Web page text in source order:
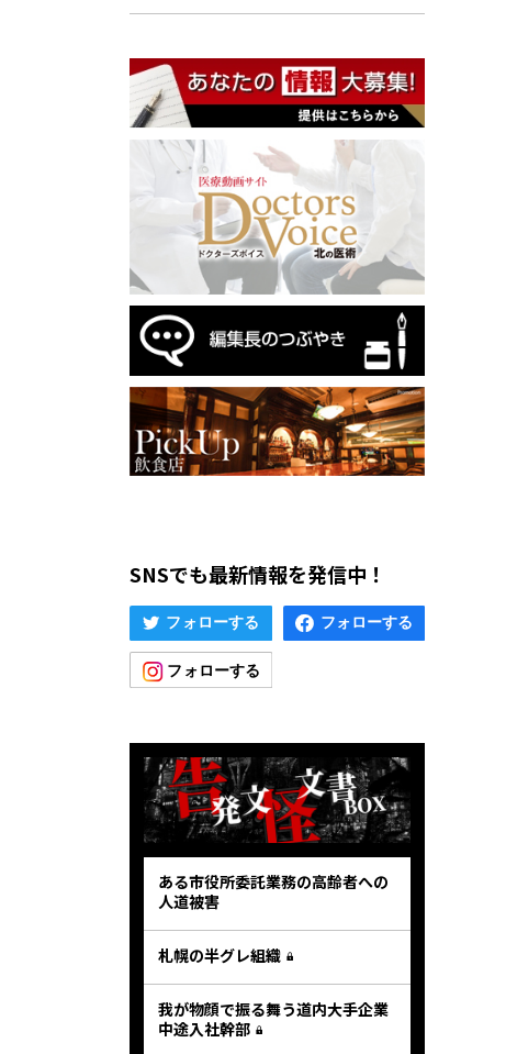
SNSでも最新情報を発信中！
ある市役所委託業務の高齢者への
人道被害
札幌の半グレ組織
我が物顔で振る舞う道内大手企業
中途入社幹部